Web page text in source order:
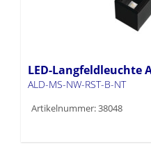
LED-Langfeldleuchte
ALD-MS-NW-RST-B-NT
Artikelnummer: 38048